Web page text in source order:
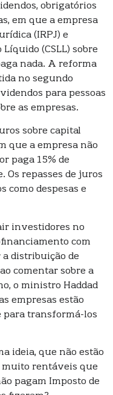
obrigatórios
em que a empresa
(IRPJ) e
(CSLL) sobre
nada. A reforma
no segundo
para pessoas
as empresas.
sobre capital
que a empresa não
paga 15% de
Os repasses de juros
como despesas e
investidores no
com
a distribuição de
comentar sobre a
o ministro Haddad
empresas estão
para transformá-los
ideia, que não estão
muito rentáveis que
pagam Imposto de